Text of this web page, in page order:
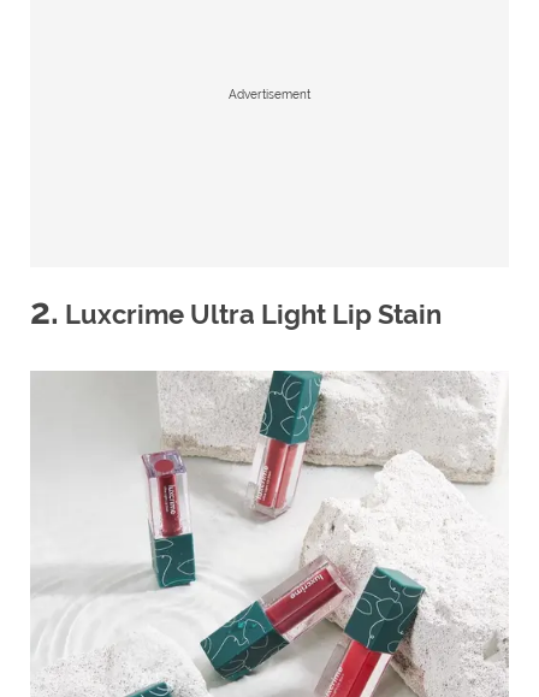
Advertisement
2. Luxcrime Ultra Light Lip Stain